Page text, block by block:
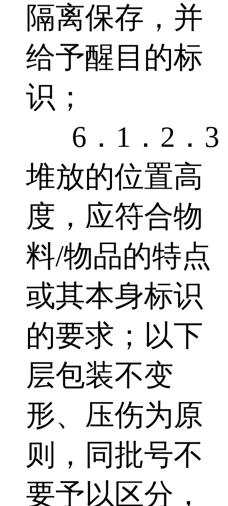
隔离保存，并
给予醒目的标
识；
6．1．2．3
堆放的位置高
度，应符合物
料/物品的特点
或其本身标识
的要求；以下
层包装不变
形、压伤为原
则，同批号不
要予以区分，